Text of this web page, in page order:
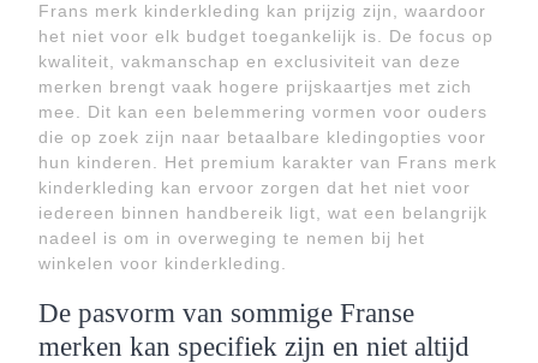
Frans merk kinderkleding kan prijzig zijn, waardoor
het niet voor elk budget toegankelijk is. De focus op
kwaliteit, vakmanschap en exclusiviteit van deze
merken brengt vaak hogere prijskaartjes met zich
mee. Dit kan een belemmering vormen voor ouders
die op zoek zijn naar betaalbare kledingopties voor
hun kinderen. Het premium karakter van Frans merk
kinderkleding kan ervoor zorgen dat het niet voor
iedereen binnen handbereik ligt, wat een belangrijk
nadeel is om in overweging te nemen bij het
winkelen voor kinderkleding.
De pasvorm van sommige Franse
merken kan specifiek zijn en niet altijd